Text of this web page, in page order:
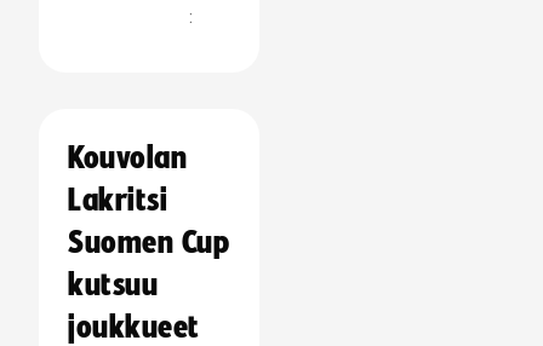
:
Kouvolan
Lakritsi
Suomen Cup
kutsuu
joukkueet